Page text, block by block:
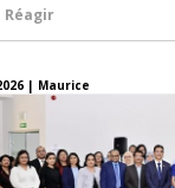
Réagir
| Maurice